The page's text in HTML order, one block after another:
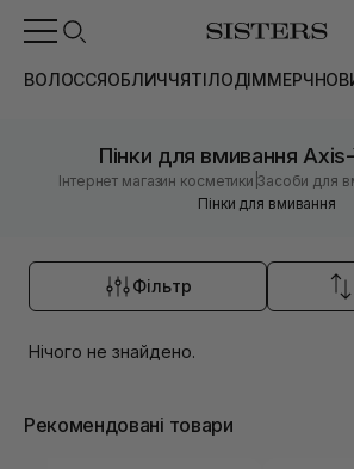
ВОЛОССЯОБЛИЧЧЯТІЛОДІММЕРЧ
Пінки для вмивання
Інтернет магазин косметики Засоби для
Пінки для вмивання
Фільтр
Нічого не знайдено.
Рекомендовані товари